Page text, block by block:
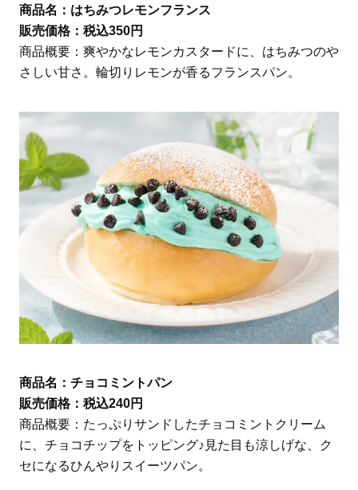
商品名：はちみつレモンフランス
販売価格：税込350円
商品概要：爽やかなレモンカスタードに、はちみつのや
さしい甘さ。輪切りレモンが香るフランスパン。
商品名：チョコミントパン
販売価格：税込240円
商品概要：たっぷりサンドしたチョコミントクリーム
に、チョコチップをトッピング♪見た目も涼しげな、ク
セになるひんやりスイーツパン。